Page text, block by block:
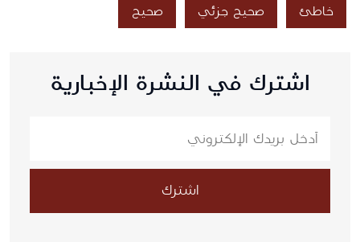
خاطئ صحيح جزئي صحيح
اشترك في النشرة الإخبارية
اشترك